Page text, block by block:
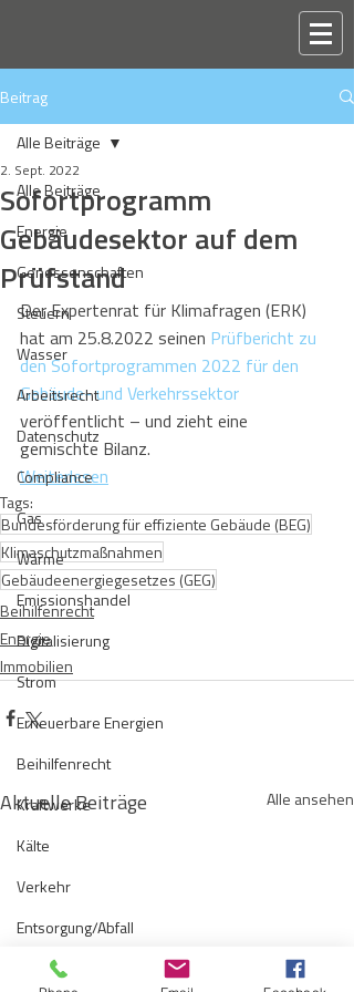
Beitrag
Alle Beiträge
Energie
Genossenschaften
Steuern
Wasser
Arbeitsrecht
Datenschutz
Compliance
Gas
Wärme
Emissionshandel
Digitalisierung
Strom
Erneuerbare Energien
Beihilfenrecht
Kraftwerke
Kälte
Verkehr
Entsorgung/Abfall
Umweltrecht
Alle Beiträge
Sofortprogramm
Gebäudesektor auf dem
Prüfstand
2. Sept. 2022
Der Expertenrat für Klimafragen (ERK)
hat am 25.8.2022 seinen Prüfbericht zu
den Sofortprogrammen 2022 für den
Gebäude- und Verkehrssektor
veröffentlicht – und zieht eine
gemischte Bilanz.
Weiterlesen
Tags:
Bundesförderung für effiziente Gebäude (BEG)
Klimaschutzmaßnahmen
Gebäudeenergiegesetzes (GEG)
Beihilfenrecht
Energie
Immobilien
Aktuelle Beiträge Alle ansehen